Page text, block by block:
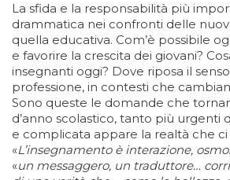
La sfida e la responsabilità più
drammatica nei confronti delle
quella educativa. Com’è possibile
e favorire la crescita dei giovani?
insegnanti oggi? Dove riposa il
professione, in contesti che
Sono queste le domande che
d’anno scolastico, tanto più urgenti
e complicata appare la realtà che
«L’insegnamento è interazione,
«un messaggero, un traduttore…